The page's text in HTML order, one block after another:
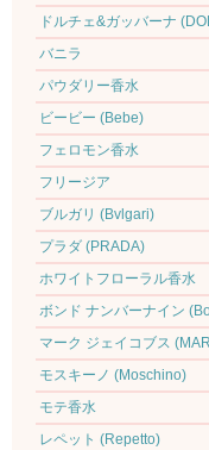
ドルチェ&ガッバーナ
バニラ
パウダリー香水
ビービー (Bebe)
フェロモン香水
フリージア
ブルガリ (Bvlgari)
プラダ (PRADA)
ホワイトフローラル香水
ボンド ナンバーナイン
マーク ジェイコブス
モスキーノ (Moschino)
モテ香水
レペット (Repetto)